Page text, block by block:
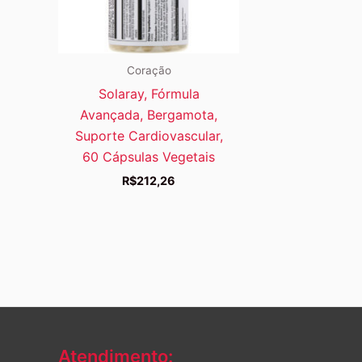
Coração
Solaray, Fórmula
Avançada, Bergamota,
Suporte Cardiovascular,
60 Cápsulas Vegetais
R$212,26
Atendimento: